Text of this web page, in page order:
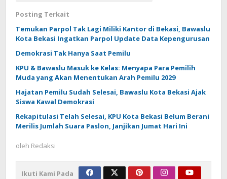
Posting Terkait
Temukan Parpol Tak Lagi Miliki Kantor di Bekasi, Bawaslu
Kota Bekasi Ingatkan Parpol Update Data Kepengurusan
Demokrasi Tak Hanya Saat Pemilu
KPU & Bawaslu Masuk ke Kelas: Menyapa Para Pemilih
Muda yang Akan Menentukan Arah Pemilu 2029
Hajatan Pemilu Sudah Selesai, Bawaslu Kota Bekasi Ajak
Siswa Kawal Demokrasi
Rekapitulasi Telah Selesai, KPU Kota Bekasi Belum Berani
Merilis Jumlah Suara Paslon, Janjikan Jumat Hari Ini
oleh Redaksi
Ikuti Kami Pada